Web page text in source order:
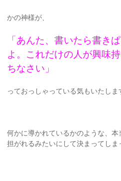
かの神様が、
「あんた、書いたら書き
よ。これだけの人が興味
ちなさい」
っておっしゃっている気もいたしま
何かに導かれているかのような、
担がれるみたいにして決まってしま